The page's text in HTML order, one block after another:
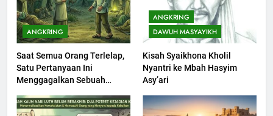
ANGKRING
Saat Semua Orang Terlelap,
Satu Pertanyaan Ini
Menggagalkan Sebuah
ANGKRING
DAWUH MASYAYIKH
Kisah Syaikhona Kholil
Nyantri ke Mbah Hasyim
Asy’ari
Khutbah Jumat : Supaya Amal
Bisa Diterima
KHUTBAH
203
Muharram Bulan Bersejarah